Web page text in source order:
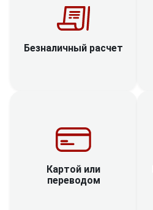
Безналичный расчет
Картой или
переводом